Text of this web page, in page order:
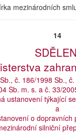
mezinárodních
14
č. 186/1998 Sb.,
Sb. m. s. a č. 33/
ustanovení týkající
a
o
silniční